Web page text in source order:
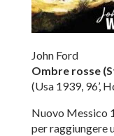
John Ford
Ombre rosse
(Usa 1939, 96’,
Nuovo Messico
per raggiungere